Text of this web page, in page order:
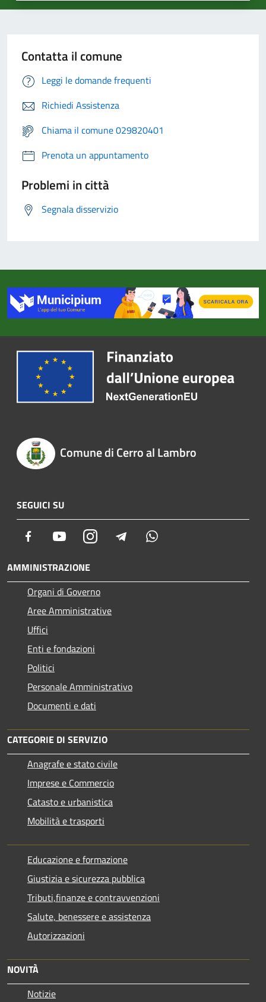
Contatta il comune
Leggi le domande frequenti
Richiedi Assistenza
Chiama il comune 029820401
Prenota un appuntamento
Problemi in città
Segnala disservizio
Comune di Cerro al Lambro
SEGUICI SU
Facebook YoutubeInstagram Telegram
AMMINISTRAZIONE
Organi di Governo
Aree Amministrative
Uffici
Enti e fondazioni
Politici
Personale Amministrativo
Documenti e dati
CATEGORIE DI SERVIZIO
Anagrafe e stato civile
Imprese e Commercio
Catasto e urbanistica
Mobilità e trasporti
Educazione e formazione
Giustizia e sicurezza pubblica
Tributi,finanze e contravvenzioni
Salute, benessere e assistenza
Autorizzazioni
NOVITÀ
Notizie